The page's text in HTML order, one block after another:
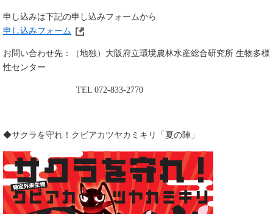
申し込みは下記の申し込みフォームから
申し込みフォーム
お問い合わせ先：（地独）大阪府立環境農林水産総合研究所 生物多様
性センター
TEL 072-833-2770
◆サクラを守れ！クビアカツヤカミキリ「夏の陣」